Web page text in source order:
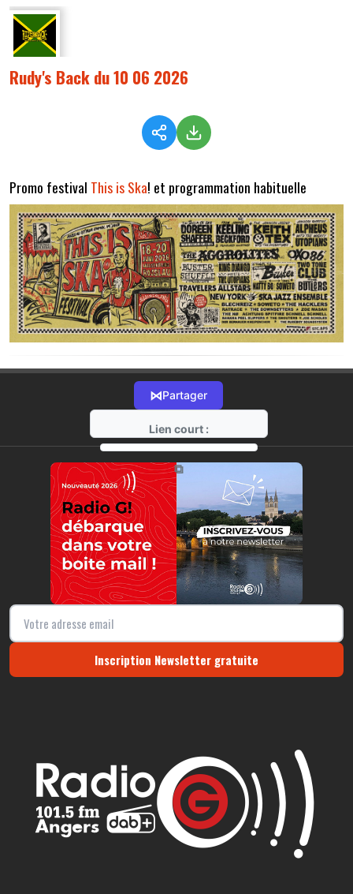
Rudy's Back du 10 06 2026
Promo festival This is Ska! et programmation habituelle
⋈Partager
Lien court :
https://radio-g.fr?22202
⧉
Inscription Newsletter gratuite